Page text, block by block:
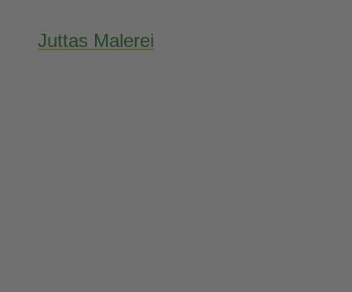
Juttas Malerei